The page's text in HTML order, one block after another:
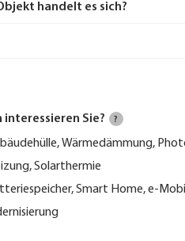
handelt es sich?
interessieren Sie? ?
Wärmedämmung,
Solarthermie
Smart Home, e-